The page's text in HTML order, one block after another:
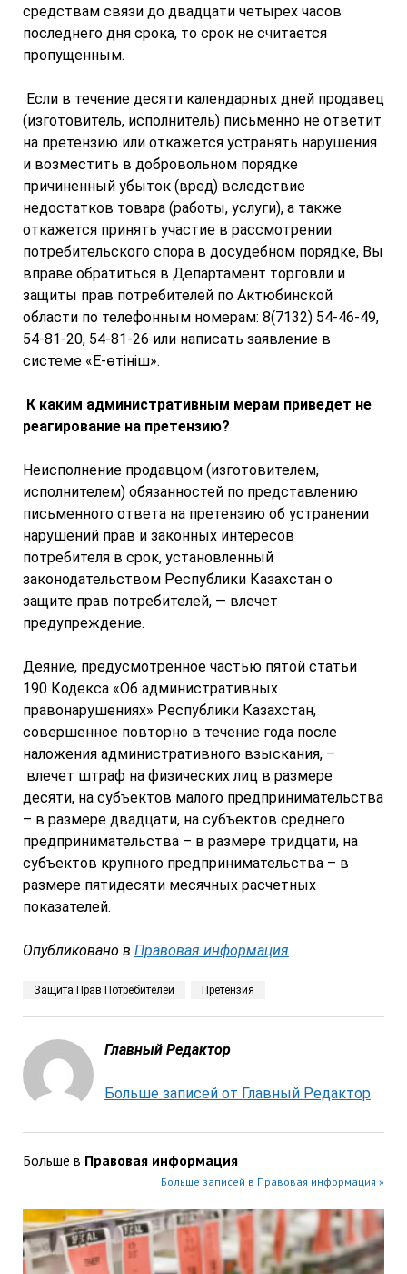
средствам связи до двадцати четырех часов
последнего дня срока, то срок не считается
пропущенным.
Если в течение десяти календарных дней продавец
(изготовитель, исполнитель) письменно не ответит
на претензию или откажется устранять нарушения
и возместить в добровольном порядке
причиненный убыток (вред) вследствие
недостатков товара (работы, услуги), а также
откажется принять участие в рассмотрении
потребительского спора в досудебном порядке, Вы
вправе обратиться в Департамент торговли и
защиты прав потребителей по Актюбинской
области по телефонным номерам: 8(7132) 54-46-49,
54-81-20, 54-81-26 или написать заявление в
системе «Е-өтініш».
К каким административным мерам приведет не
реагирование напретензию?
Неисполнение продавцом (изготовителем,
исполнителем) обязанностей по представлению
письменного ответа на претензию об устранении
нарушений прав и законных интересов
потребителя в срок, установленный
законодательством Республики Казахстан о
защите прав потребителей, — влечет
предупреждение.
Деяние, предусмотренное частью пятой статьи
190 Кодекса «Об административных
правонарушениях» Республики Казахстан,
совершенное повторно в течение года после
наложения административного взыскания, –
влечет штраф на физических лиц в размере
десяти, на субъектов малого предпринимательства
– в размере двадцати, на субъектов среднего
предпринимательства – в размере тридцати, на
субъектов крупного предпринимательства – в
размере пятидесяти месячных расчетных
показателей.
Опубликовано в Правовая информация
Защита Прав Потребителей Претензия
Главный Редактор
Больше записей от Главный Редактор
Больше в Правовая информация
Больше записей в Правовая информация »